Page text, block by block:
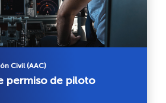
Civil (AAC)
permiso de piloto